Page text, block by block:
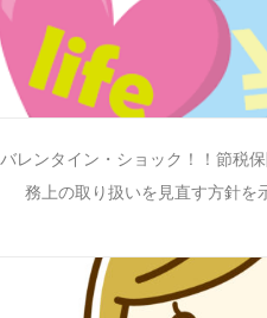
バレンタイン・ショック！！節税
務上の取り扱いを見直す方針を